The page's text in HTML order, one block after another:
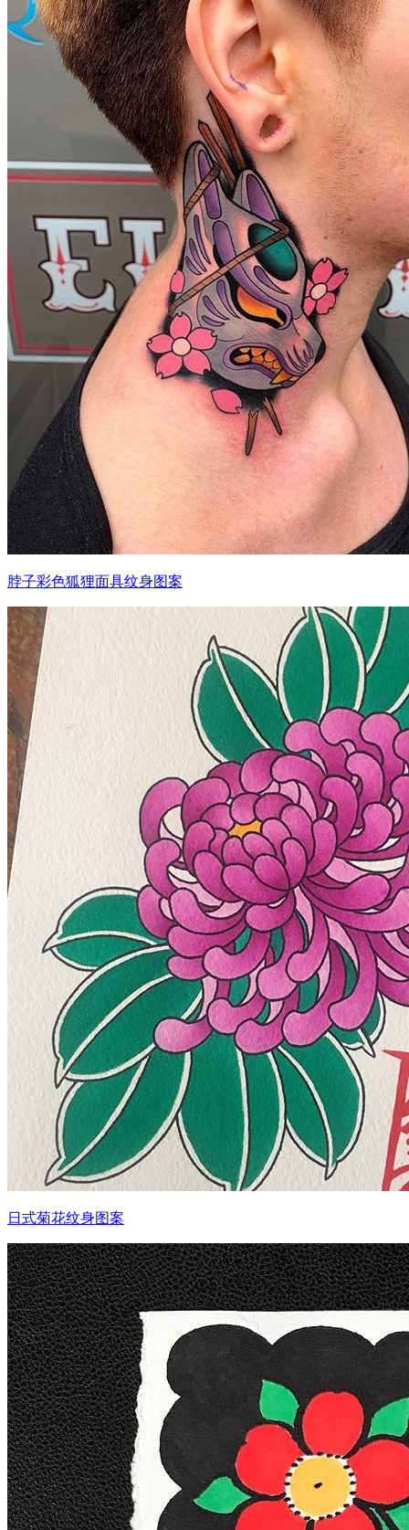
武汉老兵纹身微信
： 服务号：laobingwenshen 订阅号：laobing66666 打造国
文资讯！精美纹身图案及手稿 纹身作品 一站搞定！回复相
问千万素材的微官网，中国最强最全纹身图案尽在其中！
脖子彩色狐狸面具纹身图案
日式菊花纹身图案